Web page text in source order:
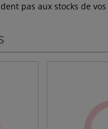
pas aux stocks de